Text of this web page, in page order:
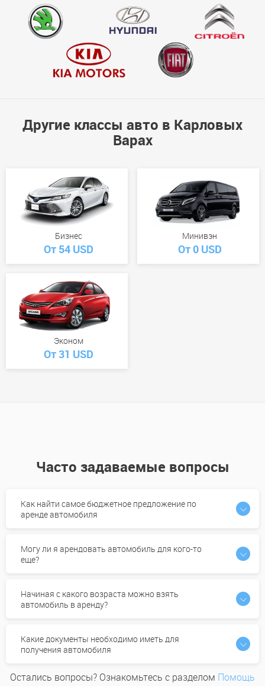
Другие классы авто в Карловых
Варах
Бизнес
От 54 USD
Минивэн
От 0 USD
Эконом
От 31 USD
Часто задаваемые вопросы
Как найти самое бюджетное предложение по
аренде автомобиля
Могу ли я арендовать автомобиль для кого-то
еще?
Начиная с какого возраста можно взять
автомобиль в аренду?
Какие документы необходимо иметь для
получения автомобиля
Остались вопросы? Ознакомьтесь с разделом Помощь